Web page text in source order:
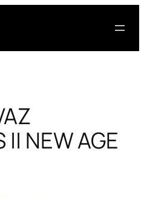
|| NEW AGE